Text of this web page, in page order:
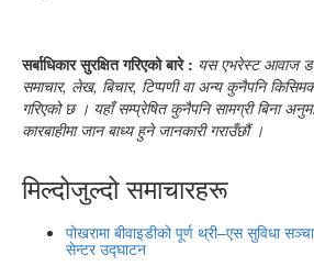
सर्बाधिकार सुरक्षित गरिएको बारे : यस एभरेस्ट आवाज
समाचार, लेख, बिचार, टिप्पणी वा अन्य कुनैपनि
गरिएको छ । यहाँ सम्प्रेषित कुनैपनि सामग्री बिना
कारबाहीमा जान बाध्य हुने जानकारी गराउँछौं ।
मिल्दोजुल्दो समाचारहरू
पोखरामा बीवाइडीको पूर्ण थ्री–एस सुविधा
सेन्टर उद्घाटन